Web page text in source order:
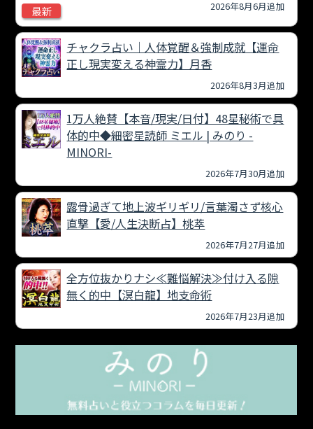
最新 2026年8月6月追加
チャクラ占い｜人体覚醒＆強制成就【運命
正し現実変える神霊力】月香
2026年8月3月追加
1万人絶賛【本音/現実/日付】48星秘術で具
体的中◆細密星読師 ミエル | みのり -
MINORI-
2026年7月30月追加
露骨過ぎて地上波ギリギリ/言葉濁さず核心
直撃【愛/人生決断占】桃萃
2026年7月27月追加
全方位抜かりナシ≪難悩解決≫付け入る隙
無く的中【溟白龍】地支命術
2026年7月23月追加